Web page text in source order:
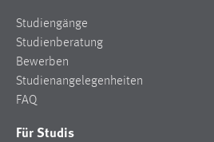
Studiengänge
Studienberatung
Bewerben
Studienangelegenheiten
FAQ
Für Studis